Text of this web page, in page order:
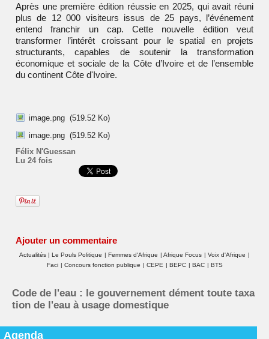
Après une première édition réussie en 2025, qui avait réuni
plus de 12 000 visiteurs issus de 25 pays, l’événement
entend franchir un cap. Cette nouvelle édition veut
transformer l’intérêt croissant pour le spatial en projets
structurants, capables de soutenir la transformation
économique et sociale de la Côte d’Ivoire et de l’ensemble
du continent Côte d'Ivoire.
image.png (519.52 Ko)
image.png (519.52 Ko)
Félix N'Guessan
Lu 24 fois
Ajouter un commentaire
Actualités | Le Pouls Politique | Femmes d'Afrique | Afrique Focus | Voix d'Afrique |
Faci | Concours fonction publique | CEPE | BEPC | BAC | BTS
Code de l'eau : le gouvernement dément toute taxa
tion de l'eau à usage domestique
Agenda